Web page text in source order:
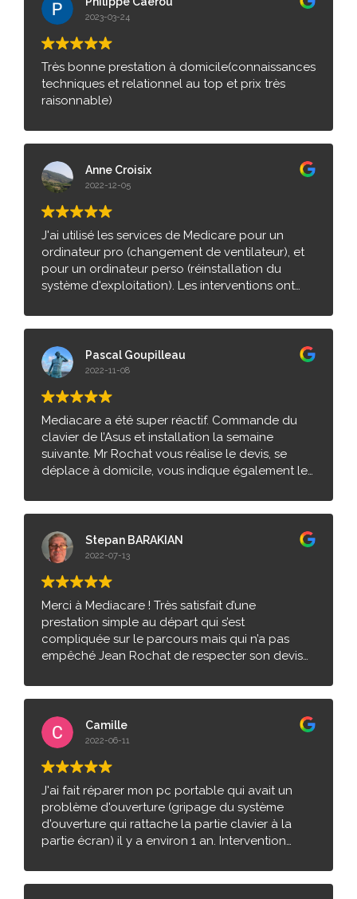
2023-03-24
Très bonne prestation à domicile(connaissances
techniques et relationnel au top et prix très
raisonnable)
Anne Croisix
2022-12-05
J'ai utilisé les services de Medicare pour un
ordinateur pro (changement de ventilateur), et
pour un ordinateur perso (réinstallation du
système d'exploitation). Les interventions ont
Merci beaucoup 🙂
Pascal Goupilleau
2022-11-08
Mediacare a été super réactif. Commande du
clavier de l’Asus et installation la semaine
suivante. Mr Rochat vous réalise le devis, se
déplace à domicile, vous indique également le
votre PC sur place. Vous pouvez payer par
réparation très délicate tant le clavier est
intégrée au portable. Mr Rochat intervient déjà
environnantes. Je l’ai trouvé et choisi grâce aux
avis et donc j’en écris à mon tour ! Je
recommande !
Stepan BARAKIAN
2022-07-13
Merci à Mediacare ! Très satisfait d’une
prestation simple au départ qui s’est
compliquée sur le parcours mais qui n’a pas
empêché Jean Rochat de respecter son devis
l’informatique !! Merci à vous Jean de m’avoir fait
Windows 10.
Camille
2022-06-11
J'ai fait réparer mon pc portable qui avait un
problème d'ouverture (gripage du système
d'ouverture qui rattache la partie clavier à la
partie écran) il y a environ 1 an. Intervention
une urgence de travail). Tout fonctionne